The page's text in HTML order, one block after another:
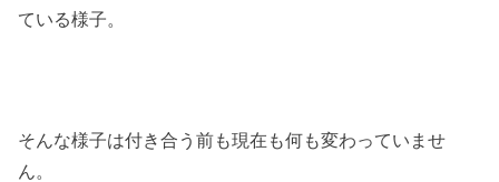
ている様子。
そんな様子は付き合う前も現在も何も変わっていませ
ん。